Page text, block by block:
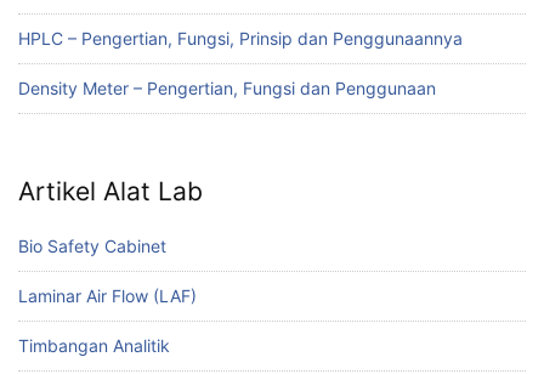
HPLC – Pengertian, Fungsi, Prinsip dan Penggunaannya
Density Meter – Pengertian, Fungsi dan Penggunaan
Artikel Alat Lab
Bio Safety Cabinet
Laminar Air Flow (LAF)
Timbangan Analitik